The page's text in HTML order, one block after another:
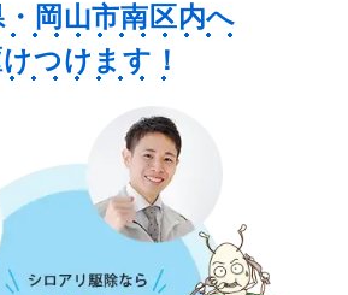
・岡山市南区内へ
つけます！